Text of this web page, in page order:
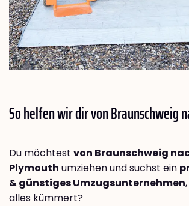
So helfen wir dir von Braunschweig
Du möchtest von Braunschweig
Plymouth umziehen und suchst ein
& günstiges Umzugsunternehmen
alles kümmert?